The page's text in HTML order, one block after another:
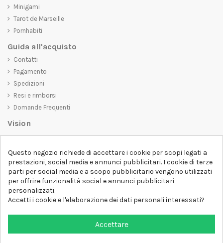
Minigami
Tarot de Marseille
Pornhabiti
Guida all'acquisto
Contatti
Pagamento
Spedizioni
Resi e rimborsi
Domande Frequenti
Vision
belli da vedere, ma che trasmettano anche un messaggio importante.
Che siate alla ricerca di una t-shirt unica e di tendenza, di una felpa
comoda e accogliente o di un accessorio esclusivo,D-SHIRTha
qualcosa per tutti.
Follow us
Questo negozio richiede di accettare i cookie per scopi legati a
prestazioni, social media e annunci pubblicitari. I cookie di terze
parti per social media e a scopo pubblicitario vengono utilizzati
per offrire funzionalità social e annunci pubblicitari
personalizzati.
Accetti i cookie e l'elaborazione dei dati personali interessati?
Accettare